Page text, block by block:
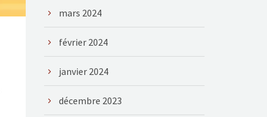
mars 2024
février 2024
janvier 2024
décembre 2023